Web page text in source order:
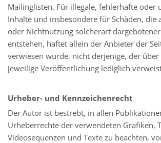
Mailinglisten. Für illegale, fehlerhafte oder
Inhalte und insbesondere für Schäden, die
oder Nichtnutzung solcherart
entstehen, haftet allein der Anbieter der
verwiesen wurde, nicht derjenige, der
jeweilige Veröffentlichung lediglich
Urheber- und Kennzeichenrecht
Der Autor ist bestrebt, in allen
Urheberrechte der verwendeten Grafiken,
Videosequenzen und Texte zu beachten,